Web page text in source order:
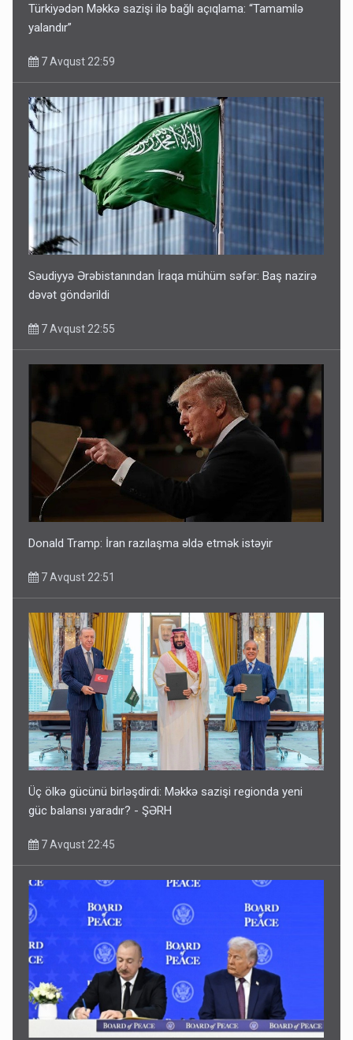
Türkiyədən Məkkə sazişi ilə bağlı açıqlama: “Tamamilə
yalandır”
7 Avqust 22:59
Səudiyyə Ərəbistanından İraqa mühüm səfər: Baş nazirə
dəvət göndərildi
7 Avqust 22:55
Donald Tramp: İran razılaşma əldə etmək istəyir
7 Avqust 22:51
Üç ölkə gücünü birləşdirdi: Məkkə sazişi regionda yeni
güc balansı yaradır? - ŞƏRH
7 Avqust 22:45